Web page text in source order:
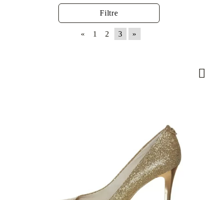
Filtre
« 1 2 3 »